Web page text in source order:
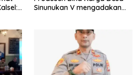
Sinunukan V mengadakan